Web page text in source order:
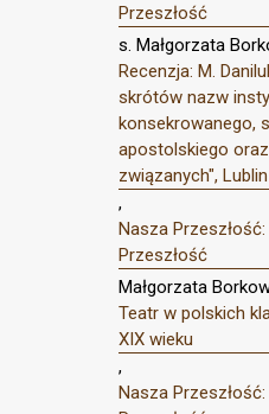
Przeszłość
s. Małgorzata
Recenzja: M.
skrótów nazw
konsekrowanego,
apostolskiego
związanych",
,
Nasza
Przeszłość
Małgorzata
Teatr w polskich
XIX wieku
,
Nasza